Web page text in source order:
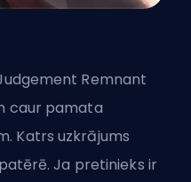
Remnant
caur pamata
Katrs uzkrājums
Ja pretinieks ir